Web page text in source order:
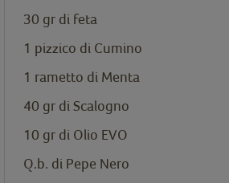
30 gr di feta
1 pizzico di Cumino
1 rametto di Menta
40 gr di Scalogno
10 gr di Olio EVO
Q.b. di Pepe Nero